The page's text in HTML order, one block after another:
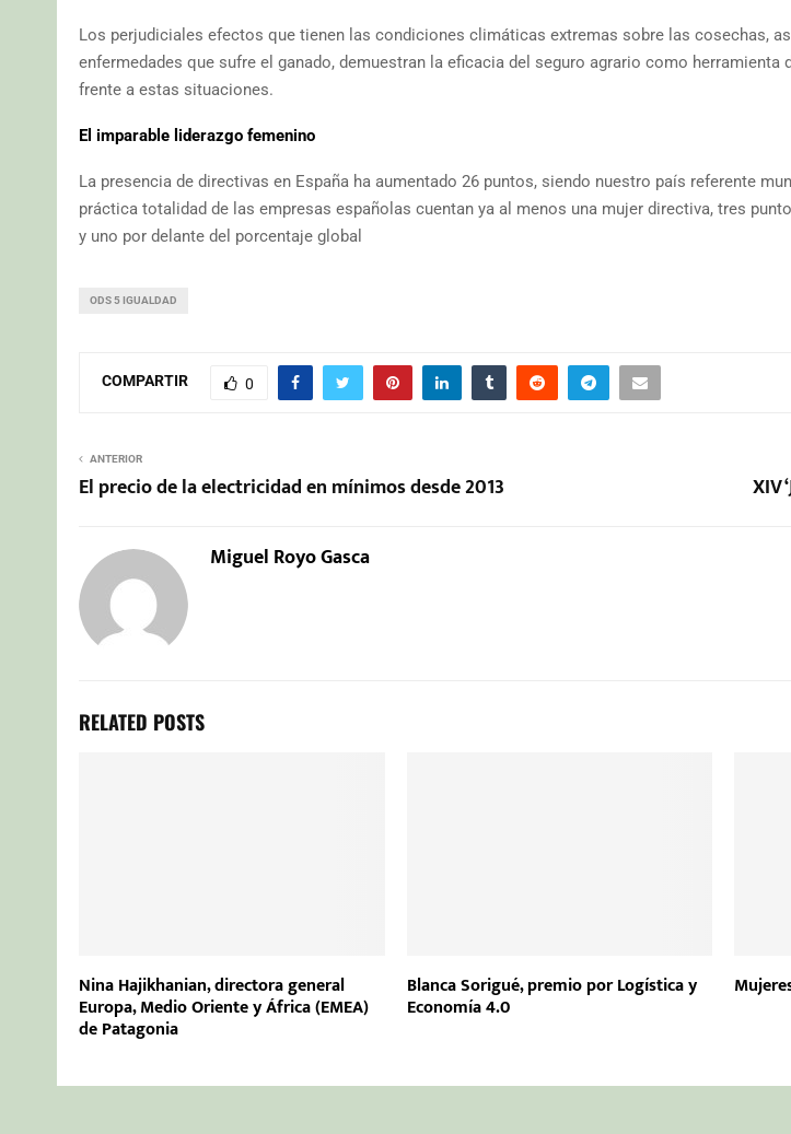
Los perjudiciales efectos que tienen las condiciones climáticas extremas sobre las cosechas,
enfermedades que sufre el ganado, demuestran la eficacia del seguro agrario como
frente a estas situaciones.
El imparable liderazgo femenino
La presencia de directivas en España ha aumentado 26 puntos, siendo nuestro país referente
práctica totalidad de las empresas españolas cuentan ya al menos una mujer directiva, tres
y uno por delante del porcentaje global
ODS 5 IGUALDAD
COMPARTIR 0
ANTERIOR
El precio de la electricidad en mínimos desde 2013 XIV
Miguel Royo Gasca
RELATED POSTS
Nina Hajikhanian, directora general
Europa, Medio Oriente y África (EMEA)
de Patagonia
Blanca Sorigué, premio por Logística y
Economía 4.0